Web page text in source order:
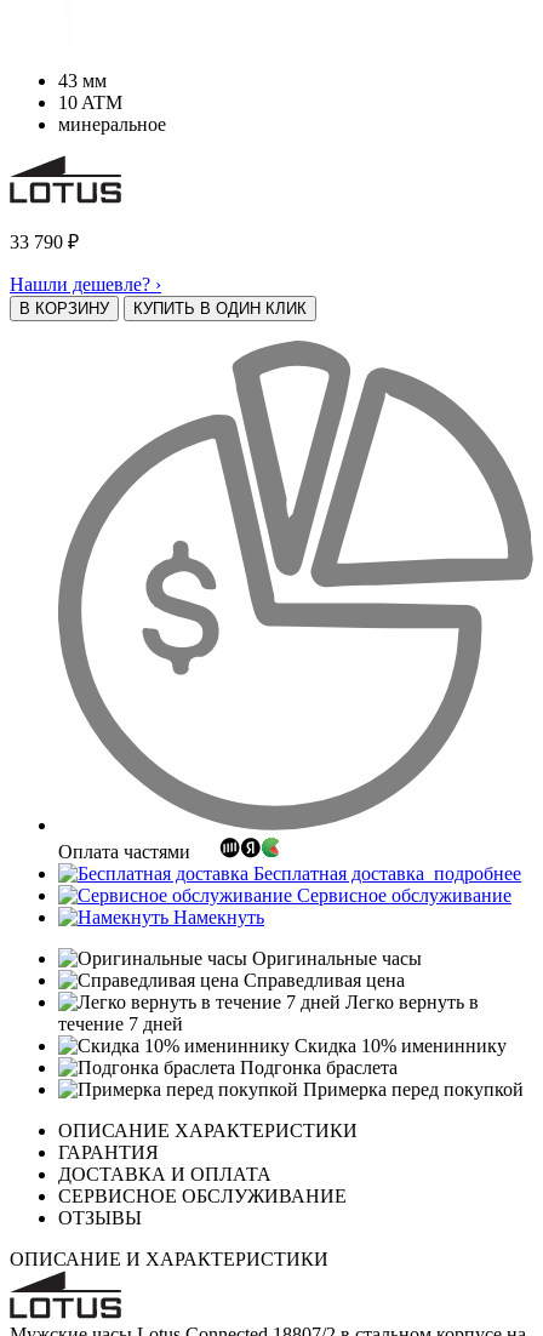
43 мм
10 ATM
минеральное
33 790 ₽
Нашли дешевле? ›
В КОРЗИНУ КУПИТЬ В ОДИН КЛИК
Оплата частями
Бесплатная доставка подробнее
Сервисное обслуживание
Намекнуть
Оригинальные часы
Справедливая цена
Легко вернуть в
течение 7 дней
Скидка 10% имениннику
Подгонка браслета
Примерка перед покупкой
ОПИСАНИЕ ХАРАКТЕРИСТИКИ
ГАРАНТИЯ
ДОСТАВКА И ОПЛАТА
СЕРВИСНОЕ ОБСЛУЖИВАНИЕ
ОТЗЫВЫ
ОПИСАНИЕ И ХАРАКТЕРИСТИКИ